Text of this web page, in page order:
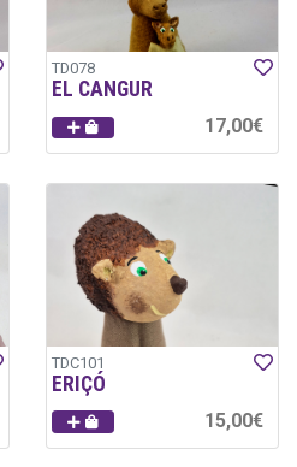
TD078
EL CANGUR
17,00€
TDC101
ERIÇÓ
15,00€